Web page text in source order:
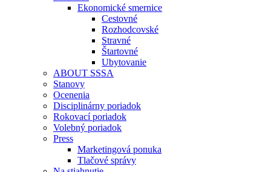
Ekonomické smernice
Cestovné
Rozhodcovské
Stravné
Štartovné
Ubytovanie
ABOUT SSSA
Stanovy
Ocenenia
Disciplinárny poriadok
Rokovací poriadok
Volebný poriadok
Press
Marketingová ponuka
Tlačové správy